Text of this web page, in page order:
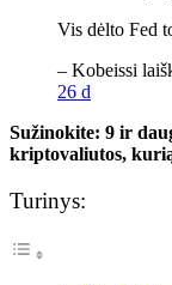
Vis dėlto Fed
– Kobeissi
26 d
Sužinokite: 9 ir
kriptovaliutos,
Turinys: